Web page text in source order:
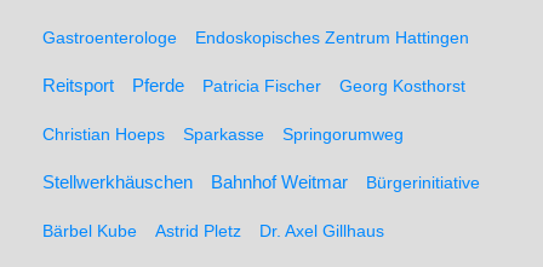
Gastroenterologe Endoskopisches Zentrum Hattingen
Reitsport Pferde Patricia Fischer Georg Kosthorst
Christian Hoeps Sparkasse Springorumweg
Stellwerkhäuschen Bahnhof Weitmar Bürgerinitiative
Bärbel Kube Astrid Pletz Dr. Axel Gillhaus